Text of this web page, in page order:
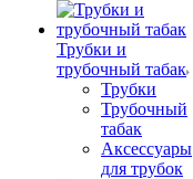
Трубки и
трубочный табак
Трубки
Трубочный
табак
Аксессуары
для трубок